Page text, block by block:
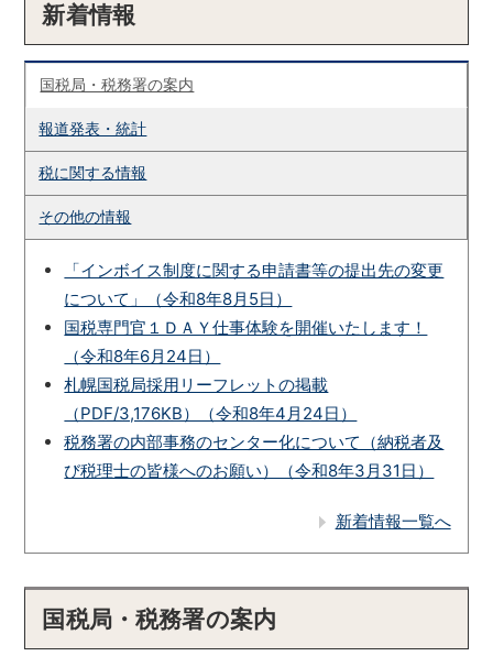
新着情報
国税局・税務署の案内
報道発表・統計
税に関する情報
その他の情報
「インボイス制度に関する申請書等の提出先の変更
について」（令和8年8月5日）
国税専門官１ＤＡＹ仕事体験を開催いたします！
（令和8年6月24日）
札幌国税局採用リーフレットの掲載
（PDF/3,176KB）（令和8年4月24日）
税務署の内部事務のセンター化について（納税者及
び税理士の皆様へのお願い）（令和8年3月31日）
新着情報一覧へ
国税局・税務署の案内